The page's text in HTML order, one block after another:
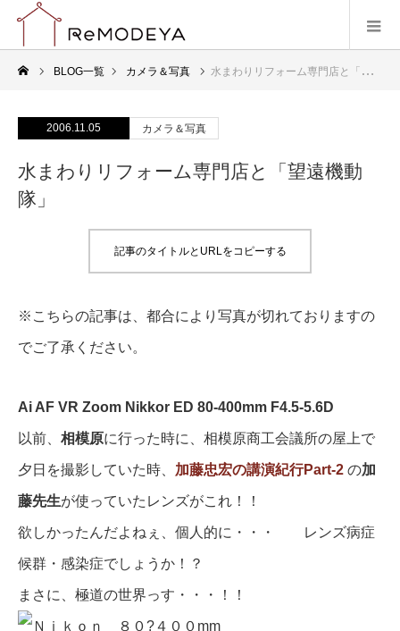
BLOG一覧 カメラ＆写真 水まわりリフォーム専門店と「望遠機動隊」
2006.11.05 カメラ＆写真
水まわりリフォーム専門店と「望遠機動
隊」
記事のタイトルとURLをコピーする
※こちらの記事は、都合により写真が切れておりますの
でご了承ください。
Ai AF VR Zoom Nikkor ED 80-400mm F4.5-5.6D
以前、 相模原に行った時に、相模原商工会議所の屋上で
夕日を撮影していた時、 加藤忠宏の講演紀行Part-2 の加
藤先生が使っていたレンズがこれ！！
欲しかったんだよねぇ、個人的に・・・ レンズ病症
候群・感染症でしょうか！？
まさに、極道の世界っす・・・！！